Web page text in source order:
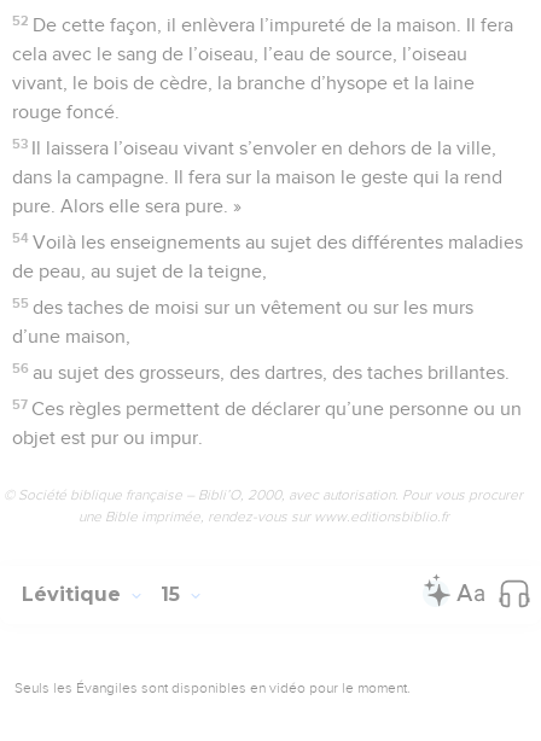
52 De cette façon, il enlèvera l’impureté de la maison. Il fera
cela avec le sang de l’oiseau, l’eau de source, l’oiseau
vivant, le bois de cèdre, la branche d’hysope et la laine
rouge foncé.
53 Il laissera l’oiseau vivant s’envoler en dehors de la ville,
dans la campagne. Il fera sur la maison le geste qui la rend
pure. Alors elle sera pure. »
54 Voilà les enseignements au sujet des différentes maladies
de peau, au sujet de la teigne,
55 des taches de moisi sur un vêtement ou sur les murs
d’une maison,
56 au sujet des grosseurs, des dartres, des taches brillantes.
57 Ces règles permettent de déclarer qu’une personne ou un
objet est pur ou impur.
© Société biblique française – Bibli’O, 2000, avec autorisation. Pour vous procurer
une Bible imprimée, rendez-vous sur www.editionsbiblio.fr
Lévitique 15
Seuls les Évangiles sont disponibles en vidéo pour le moment.